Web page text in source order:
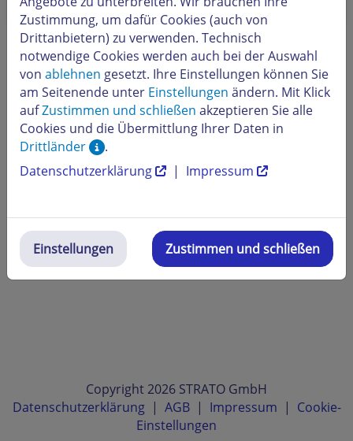
Reboot vom STRATO V-Server
Copyright 2026 STRATO GmbH
Datenschutzerklärung | AGB | Impressum | Cookie-
Einstellungen
Zustimmung, um dafür Cookies (auch von
Drittanbietern) zu verwenden. Technisch
notwendige Cookies werden auch bei der Auswahl
von ablehnen gesetzt. Ihre Einstellungen können Sie
am Seitenende unter Einstellungen ändern. Mit Klick
aufZustimmen und schließen akzeptieren Sie alle
Cookies und die Übermittlung Ihrer Daten in
Drittländer
.
Datenschutzerklärung
| Impressum
Einstellungen Zustimmen und schließen